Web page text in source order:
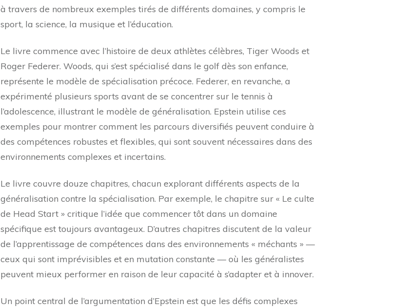
à travers de nombreux exemples tirés de différents domaines, y compris le
sport, la science, la musique et l’éducation.
Le livre commence avec l’histoire de deux athlètes célèbres, Tiger Woods et
Roger Federer. Woods, qui s’est spécialisé dans le golf dès son enfance,
représente le modèle de spécialisation précoce. Federer, en revanche, a
expérimenté plusieurs sports avant de se concentrer sur le tennis à
l’adolescence, illustrant le modèle de généralisation. Epstein utilise ces
exemples pour montrer comment les parcours diversifiés peuvent conduire à
des compétences robustes et flexibles, qui sont souvent nécessaires dans des
environnements complexes et incertains.
Le livre couvre douze chapitres, chacun explorant différents aspects de la
généralisation contre la spécialisation. Par exemple, le chapitre sur « Le culte
de Head Start » critique l’idée que commencer tôt dans un domaine
spécifique est toujours avantageux. D’autres chapitres discutent de la valeur
de l’apprentissage de compétences dans des environnements « méchants » —
ceux qui sont imprévisibles et en mutation constante — où les généralistes
peuvent mieux performer en raison de leur capacité à s’adapter et à innover.
Un point central de l’argumentation d’Epstein est que les défis complexes